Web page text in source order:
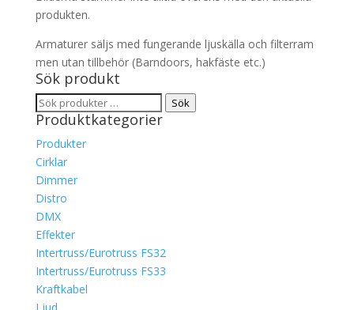
produkten.
Armaturer säljs med fungerande ljuskälla och filterram
men utan tillbehör (Barndoors, hakfäste etc.)
Sök produkt
Sök
efter:
Sök
Produktkategorier
Produkter
Cirklar
Dimmer
Distro
DMX
Effekter
Intertruss/Eurotruss FS32
Intertruss/Eurotruss FS33
Kraftkabel